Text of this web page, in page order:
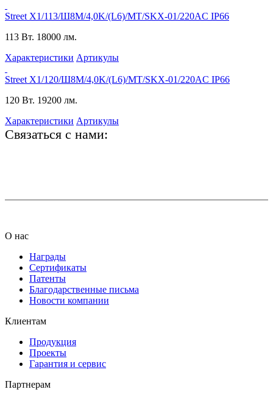
Street X1/113/Ш8M/4,0K/(L6)/MT/SKX-01/220AC IP66
113 Вт. 18000 лм.
Характеристики Артикулы
Street X1/120/Ш8M/4,0K/(L6)/MT/SKX-01/220AC IP66
120 Вт. 19200 лм.
Характеристики Артикулы
Связаться с нами:
О нас
Награды
Сертификаты
Патенты
Благодарственные письма
Новости компании
Клиентам
Продукция
Проекты
Гарантия и сервис
Партнерам